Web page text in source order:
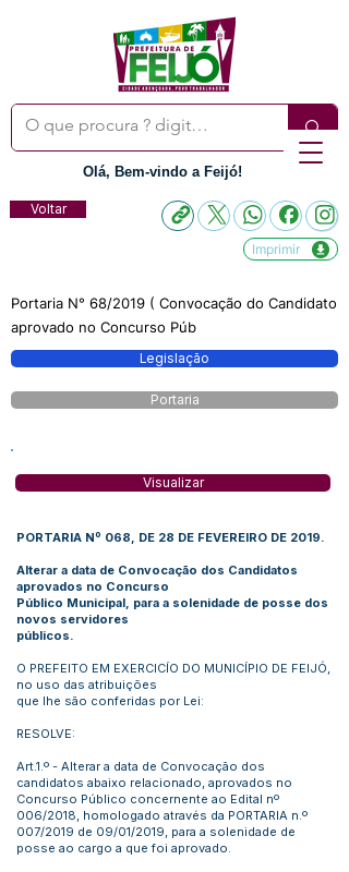
Olá, Bem-vindo a Feijó!
Voltar
Imprimir
Portaria N° 68/2019 ( Convocação do Candidato
aprovado no Concurso Púb
Legislação
Portaria
Visualizar
PORTARIA Nº 068, DE 28 DE FEVEREIRO DE 2019.
Alterar a data de Convocação dos Candidatos
aprovados no Concurso
Público Municipal, para a solenidade de posse dos
novos servidores
públicos.
O PREFEITO EM EXERCICÍO DO MUNICÍPIO DE FEIJÓ,
no uso das atribuições
que lhe são conferidas por Lei:
RESOLVE:
Art.1.º - Alterar a data de Convocação dos
candidatos abaixo relacionado, aprovados no
Concurso Público concernente ao Edital nº
006/2018, homologado através da PORTARIA n.º
007/2019 de 09/01/2019, para a solenidade de
posse ao cargo a que foi aprovado.